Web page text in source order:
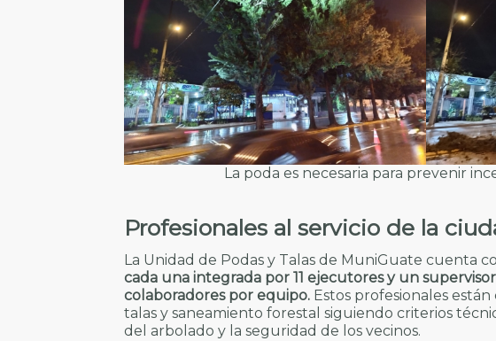
La poda es necesaria para prevenir
Profesionales al servicio de la
La Unidad de Podas y Talas de MuniGuate cuenta
cada una integrada por 11 ejecutores y un
colaboradores por equipo.Estos profesionales están
talas y saneamiento forestal siguiendo criterios
del arbolado y la seguridad de los vecinos.